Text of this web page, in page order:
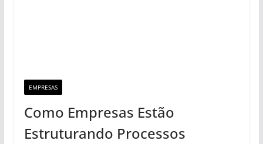
EMPRESAS
Como Empresas Estão
Estruturando Processos